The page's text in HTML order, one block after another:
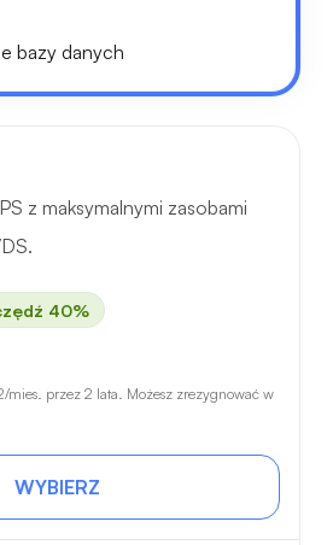
bazy danych
z maksymalnymi zasobami
40%
/mies. przez 2 lata. Możesz zrezygnować w
WYBIERZ